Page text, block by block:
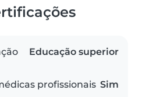
Educação superior
profissionais Sim